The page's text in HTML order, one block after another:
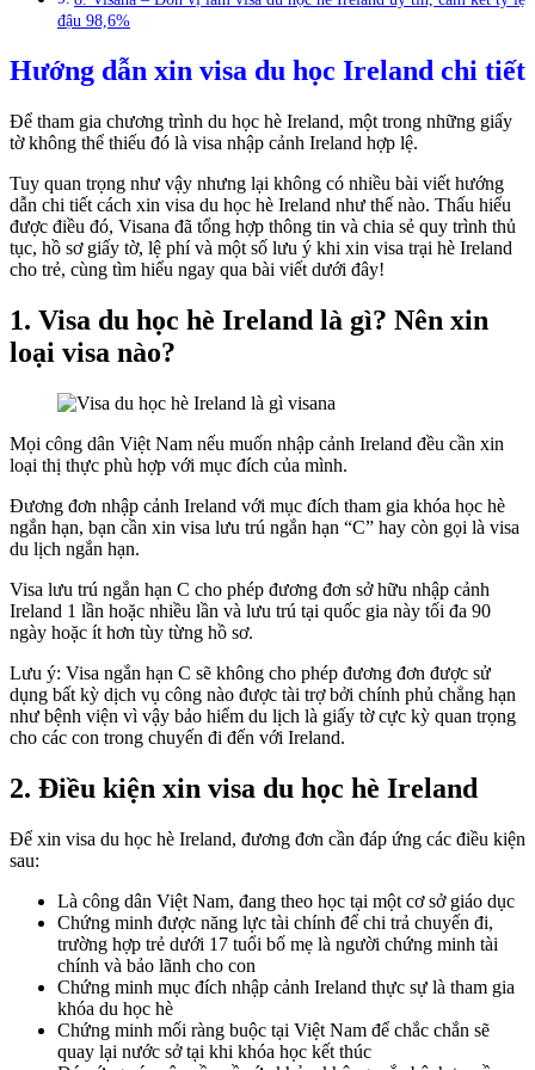
đậu 98,6%
Hướng dẫn xin visa du học Ireland chi tiết
Để tham gia chương trình du học hè Ireland, một trong những giấy
tờ không thể thiếu đó là visa nhập cảnh Ireland hợp lệ.
Tuy quan trọng như vậy nhưng lại không có nhiều bài viết hướng
dẫn chi tiết cách xin visa du học hè Ireland như thế nào. Thấu hiểu
được điều đó, Visana đã tổng hợp thông tin và chia sẻ quy trình thủ
tục, hồ sơ giấy tờ, lệ phí và một số lưu ý khi xin visa trại hè Ireland
cho trẻ, cùng tìm hiểu ngay qua bài viết dưới đây!
1. Visa du học hè Ireland là gì? Nên xin
loại visa nào?
Mọi công dân Việt Nam nếu muốn nhập cảnh Ireland đều cần xin
loại thị thực phù hợp với mục đích của mình.
Đương đơn nhập cảnh Ireland với mục đích tham gia khóa học hè
ngắn hạn, bạn cần xin visa lưu trú ngắn hạn “C” hay còn gọi là visa
du lịch ngắn hạn.
Visa lưu trú ngắn hạn C cho phép đương đơn sở hữu nhập cảnh
Ireland 1 lần hoặc nhiều lần và lưu trú tại quốc gia này tối đa 90
ngày hoặc ít hơn tùy từng hồ sơ.
Lưu ý: Visa ngắn hạn C sẽ không cho phép đương đơn được sử
dụng bất kỳ dịch vụ công nào được tài trợ bởi chính phủ chẳng hạn
như bệnh viện vì vậy bảo hiểm du lịch là giấy tờ cực kỳ quan trọng
cho các con trong chuyến đi đến với Ireland.
2. Điều kiện xin visa du học hè Ireland
Để xin visa du học hè Ireland, đương đơn cần đáp ứng các điều kiện
sau:
Là công dân Việt Nam, đang theo học tại một cơ sở giáo dục
Chứng minh được năng lực tài chính để chi trả chuyến đi,
trường hợp trẻ dưới 17 tuổi bố mẹ là người chứng minh tài
chính và bảo lãnh cho con
Chứng minh mục đích nhập cảnh Ireland thực sự là tham gia
khóa du học hè
Chứng minh mối ràng buộc tại Việt Nam để chắc chắn sẽ
quay lại nước sở tại khi khóa học kết thúc